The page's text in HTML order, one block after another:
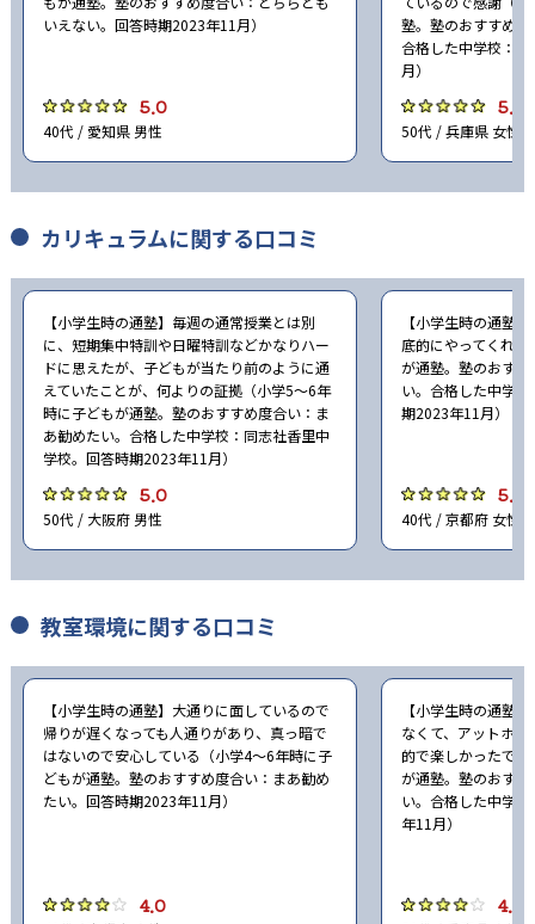
いえない。回答時期2023年11月）
5.0
40代 / 愛知県 男性
塾。塾のおすすめ
合格した中学校：
月）
5.0
50代 / 兵庫県 女性
カリキュラムに関する口コミ
【小学生時の通塾】毎週の通常授業とは別
に、短期集中特訓や日曜特訓などかなりハー
ドに思えたが、子どもが当たり前のように通
えていたことが、何よりの証拠（小学5〜6年
時に子どもが通塾。塾のおすすめ度合い：ま
あ勧めたい。合格した中学校：同志社香里中
学校。回答時期2023年11月）
5.0
50代 / 大阪府 男性
【小学生時の通塾
底的にやってくれ
が通塾。塾のおす
い。合格した中学
期2023年11月）
5.0
40代 / 京都府 女性
教室環境に関する口コミ
【小学生時の通塾】大通りに面しているので
帰りが遅くなっても人通りがあり、真っ暗で
はないので安心している（小学4〜6年時に子
どもが通塾。塾のおすすめ度合い：まあ勧め
たい。回答時期2023年11月）
4.0
【小学生時の通塾
なくて、アットホ
的で楽しかったで
が通塾。塾のおす
い。合格した中学
年11月）
4.0